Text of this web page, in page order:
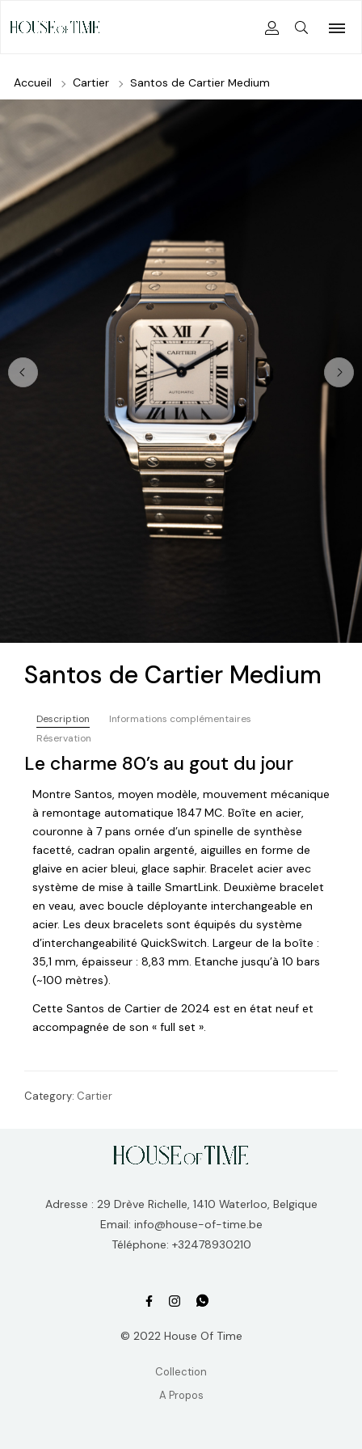
Accueil Cartier Santos de Cartier Medium
Santos de Cartier Medium
Description
Informations complémentaires
Réservation
Le charme 80’s au gout du jour
Montre Santos, moyen modèle, mouvement mécanique
à remontage automatique 1847 MC. Boîte en acier,
couronne à 7 pans ornée d’un spinelle de synthèse
facetté, cadran opalin argenté, aiguilles en forme de
glaive en acier bleui, glace saphir. Bracelet acier avec
système de mise à taille SmartLink. Deuxième bracelet
en veau, avec boucle déployante interchangeable en
acier. Les deux bracelets sont équipés du système
d’interchangeabilité QuickSwitch. Largeur de la boîte :
35,1 mm, épaisseur : 8,83 mm. Etanche jusqu’à 10 bars
(~100 mètres).
Cette Santos de Cartier de 2024 est en état neuf et
accompagnée de son « full set ».
Category: Cartier
Adresse : 29 Drève Richelle, 1410 Waterloo, Belgique
Email: info@house-of-time.be
Téléphone: +32478930210
© 2022 House Of Time
Collection
A Propos